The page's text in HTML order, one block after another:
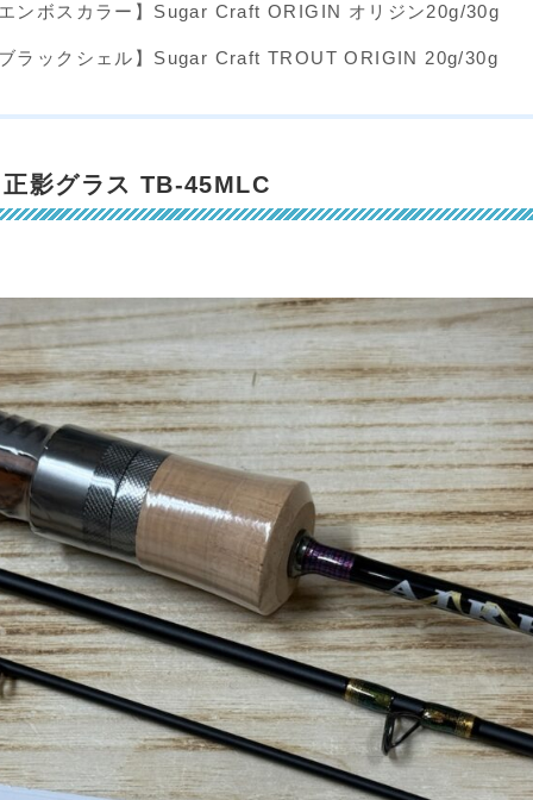
エンボスカラー】Sugar Craft ORIGIN オリジン20g/30g
ブラックシェル】Sugar Craft TROUT ORIGIN 20g/30g
影グラス TB-45MLC